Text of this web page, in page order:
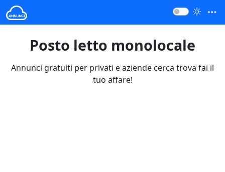
Posto letto monolocale
Annunci gratuiti per privati e aziende cerca trova fai il
tuo affare!